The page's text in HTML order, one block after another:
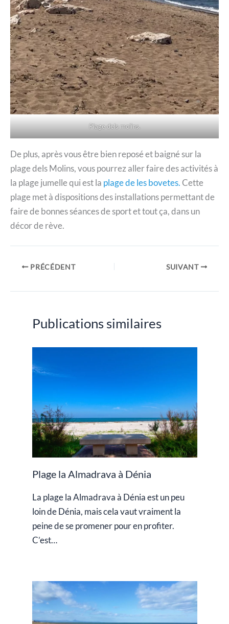
Plage dels molins.
De plus, après vous être bien reposé et baigné sur la
plage dels Molins, vous pourrez aller faire des activités à
la plage jumelle qui est la plage de les bovetes.Cette
plage met à dispositions des installations permettant de
faire de bonnes séances de sport et tout ça, dans un
décor de rève.
PRÉCÉDENT SUIVANT
Publications similaires
Plage la Almadrava à Dénia
La plage la Almadrava à Dénia est un peu
loin de Dénia, mais cela vaut vraiment la
peine de se promener pour en profiter.
C’est…